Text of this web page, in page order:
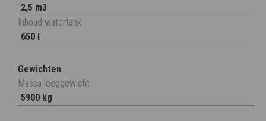
2,5 m3
Inhoud watertank
650 l
Gewichten
Massa leeggewicht
5900 kg